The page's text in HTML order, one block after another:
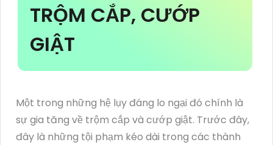
TRỘM CẮP, CƯỚP
GIẬT
Một trong những hệ lụy đáng lo ngại đó chính là
sự gia tăng về trộm cắp và cướp giật. Trước đây,
đây là những tội phạm kéo dài trong các thành